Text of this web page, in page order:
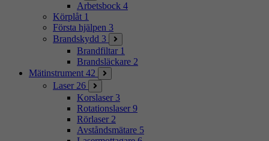
Arbetsbock 4
Körplåt 1
Första hjälpen 3
Brandskydd 3
Brandfiltar 1
Brandsläckare 2
Mätinstrument 42
Laser 26
Korslaser 3
Rotationslaser 9
Rörlaser 2
Avståndsmätare 5